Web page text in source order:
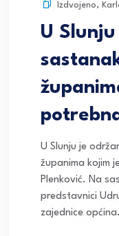
Izdvojeno,
U
U Slunju je
županima kojim
Plenković. Na
predstavnici
zajednice